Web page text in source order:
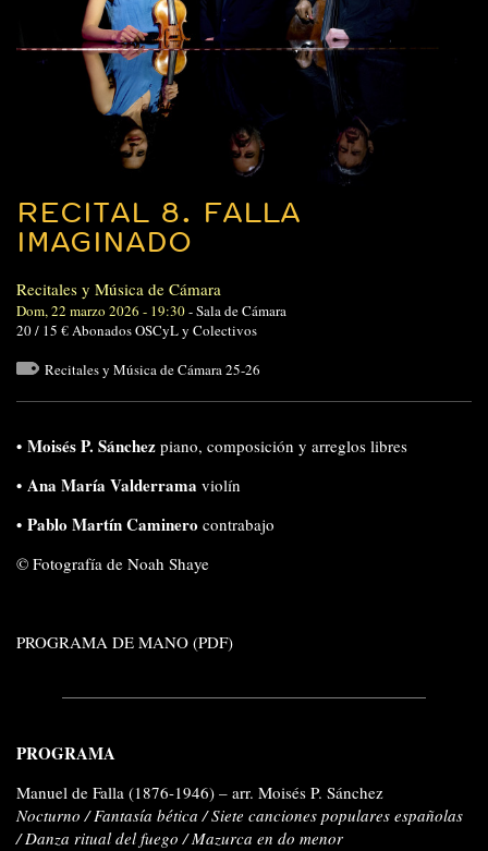
RECITAL 8. FALLA
IMAGINADO
Recitales y Música de Cámara
Dom, 22 marzo 2026 - 19:30-Sala de Cámara
20 / 15 € Abonados OSCyL y Colectivos
Recitales y Música de Cámara 25-26
• Moisés P. Sánchez piano, composición y arreglos libres
• Ana María Valderrama violín
• Pablo Martín Caminero contrabajo
© Fotografía de Noah Shaye
PROGRAMA DE MANO (PDF)
PROGRAMA
Manuel de Falla (1876-1946) – arr. Moisés P. Sánchez
Nocturno / Fantasía bética / Siete canciones populares españolas
/ Danza ritual del fuego / Mazurca en do menor